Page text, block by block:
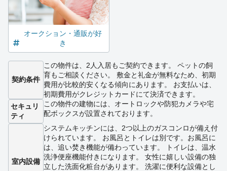
オークション・通販が好
き
契約条件
この物件は、2人入居もご契約できます。 ペットの飼
育もご相談ください。 敷金と礼金が無料なため、初期
費用が比較的安くなる傾向にあります。 お支払いは、
初期費用がクレジットカードにて決済できます。
セキュリ
ティ
この物件の建物には、オートロックや防犯カメラや宅
配ボックスが設置されております。
室内設備
システムキッチンには、2つ以上のガスコンロが備え付
けられています。 お風呂とトイレは別です。お風呂に
は、追い焚き機能が備わっています。 トイレは、温水
洗浄便座機能付きになります。 女性に嬉しい設備の独
立した洗面化粧台があります。 洗濯に便利な設備とし